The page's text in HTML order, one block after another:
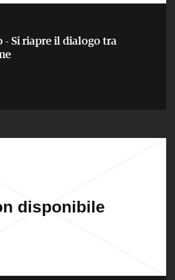
- Si riapre il dialogo tra